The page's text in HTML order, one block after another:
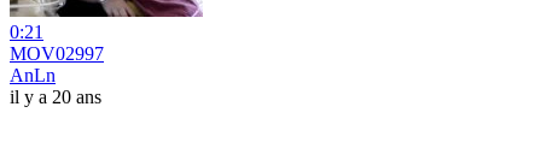
0:21
MOV02997
AnLn
il y a 20 ans